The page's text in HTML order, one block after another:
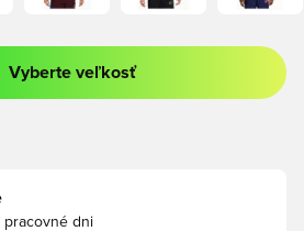
alebo registráciu ako člen
Vyberte veľkosť
pracovné dni